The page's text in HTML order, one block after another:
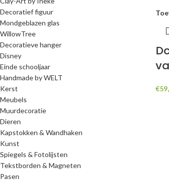
Decoratief figuur
Mondgeblazen glas
WillowTree
Decoratieve hanger
Disney
Einde schooljaar
Handmade by WELT
Kerst
Meubels
Muurdecoratie
Dieren
Kapstokken & Wandhaken
Kunst
Spiegels & Fotolijsten
Tekstborden & Magneten
Pasen
€